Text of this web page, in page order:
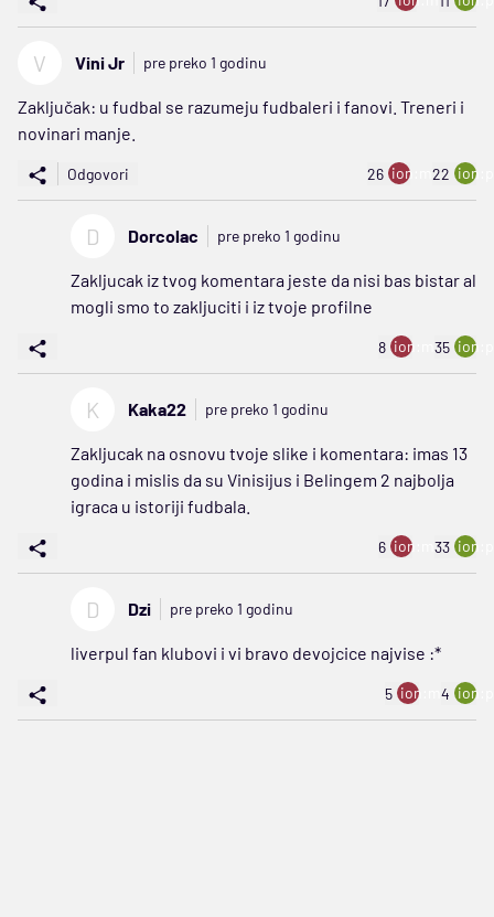
V Vini Jr pre preko 1 godinu
Zaključak: u fudbal se razumeju fudbaleri i fanovi. Treneri i
novinari manje.
Odgovori 26 ion:minus
22
D Dorcolac pre preko 1 godinu
Zakljucak iz tvog komentara jeste da nisi bas bistar al
mogli smo to zakljuciti i iz tvoje profilne
8 ion:minus
35
K Kaka22 pre preko 1 godinu
Zakljucak na osnovu tvoje slike i komentara: imas 13
godina i mislis da su Vinisijus i Belingem 2 najbolja
igraca u istoriji fudbala.
6 ion:minus
33
D Dzi pre preko 1 godinu
liverpul fan klubovi i vi bravo devojcice najvise :*
5 ion:minus
4